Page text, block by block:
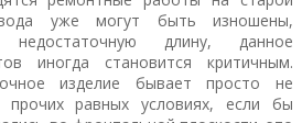
уже могут быть изношены,
длину, данное
иногда становится критичным.
изделие бывает просто не
равных условиях, если бы